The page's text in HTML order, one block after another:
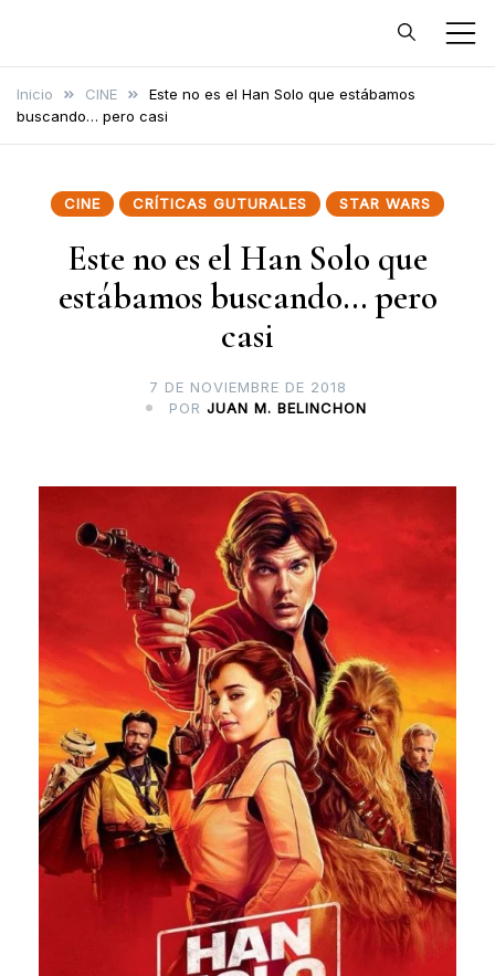
una forma distinta
Inicio CINE
Este no es el Han Solo que estábamos
buscando… pero casi
CINE CRÍTICAS GUTURALES STAR WARS
Este no es el Han Solo que
estábamos buscando… pero
casi
7 DE NOVIEMBRE DE 2018
POR JUAN M. BELINCHON